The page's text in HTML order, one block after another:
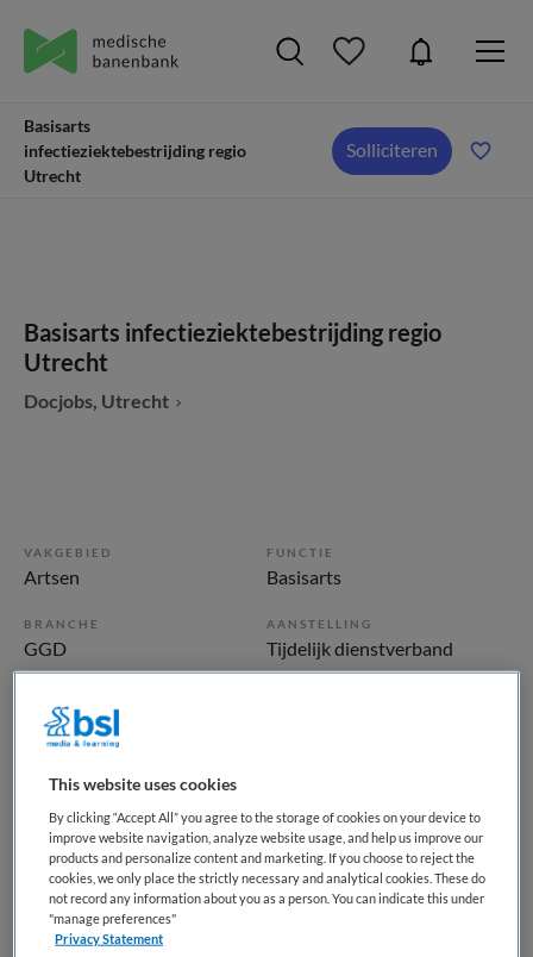
Basisarts
infectieziektebestrijding regio
Utrecht
Solliciteren
Basisarts infectieziektebestrijding regio
Utrecht
Docjobs, Utrecht
VAKGEBIED
Artsen
FUNCTIE
Basisarts
BRANCHE
GGD
AANSTELLING
Tijdelijk dienstverband
5 juni 2026
Ervaren
Vacature niet beschikbaar
Deze vacature Basisarts infectieziektebestrijding regio
Utrecht bij Docjobs is niet meer actueel. Hieronder staan
This website uses cookies
By clicking “Accept All” you agree to the storage of cookies on your device to
improve website navigation, analyze website usage, and help us improve our
products and personalize content and marketing. If you choose to reject the
cookies, we only place the strictly necessary and analytical cookies. These do
not record any information about you as a person. You can indicate this under
"manage preferences"
Privacy Statement